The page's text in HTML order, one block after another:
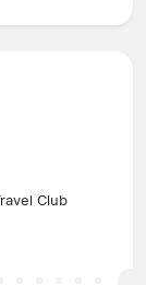
Club